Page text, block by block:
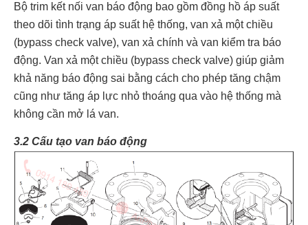
Bộ trim kết nối van báo động bao gồm đồng hồ áp suất
theo dõi tình trạng áp suất hệ thống, van xả một chiều
(bypass check valve), van xả chính và van kiểm tra báo
động. Van xả một chiều (bypass check valve) giúp giảm
khả năng báo động sai bằng cách cho phép tăng chậm
cũng như tăng áp lực nhỏ thoáng qua vào hệ thống mà
không cần mở lá van.
3.2 Cấu tạo van báo động